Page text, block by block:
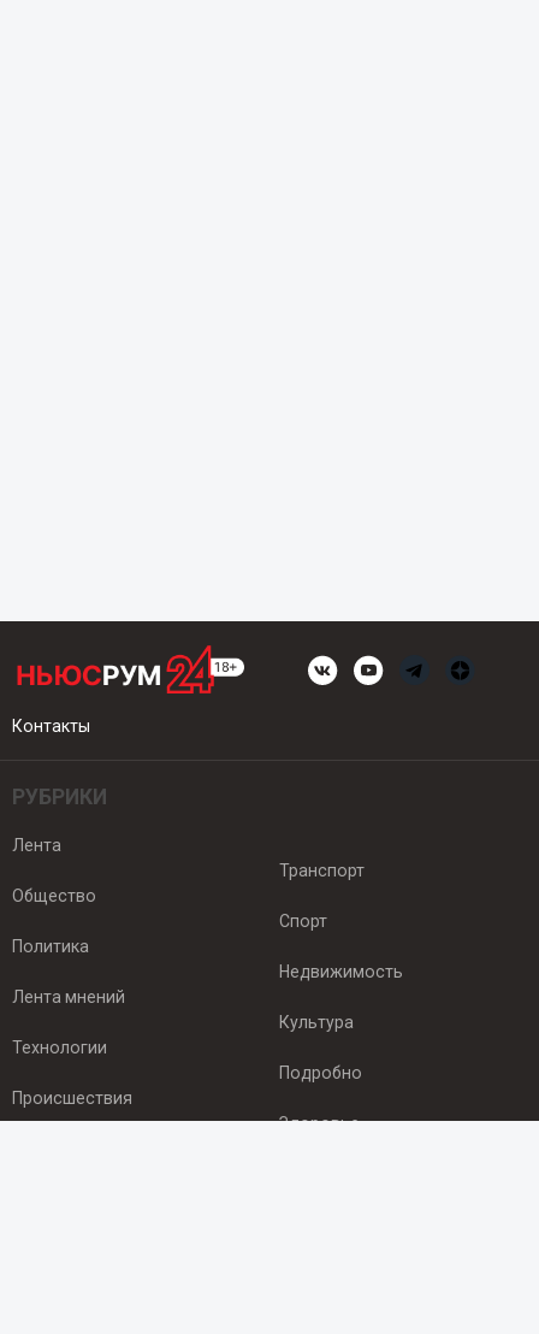
Контакты
РУБРИКИ
Лента
Общество
Политика
Лента мнений
Технологии
Происшествия
Транспорт
Спорт
Недвижимость
Культура
Подробно
Здоровье